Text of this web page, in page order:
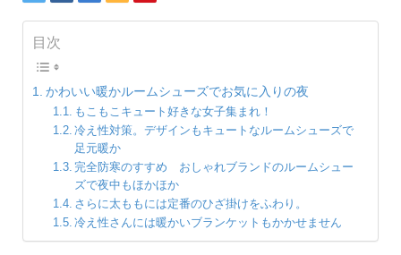
目次
かわいい暖かルームシューズでお気に入りの夜
もこもこキュート好きな女子集まれ！
冷え性対策。デザインもキュートなルームシューズで
足元暖か
完全防寒のすすめ おしゃれブランドのルームシュー
ズで夜中もほかほか
さらに太ももには定番のひざ掛けをふわり。
冷え性さんには暖かいブランケットもかかせません